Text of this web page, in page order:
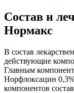
Состав и
Нормакс
В состав
действующие
Главным
Норфлоксацин
компонентов